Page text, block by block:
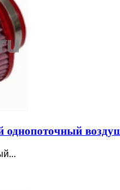
однопоточный